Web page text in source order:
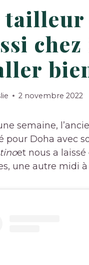
tailleur
2 novembre 2022
semaine,
pour Doha avec
et nous a
une autre midi